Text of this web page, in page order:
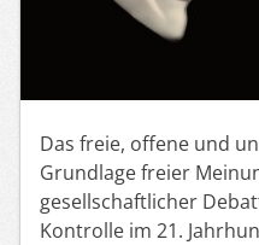
Das freie, offene und
Grundlage freier
gesellschaftlicher
Kontrolle im 21.